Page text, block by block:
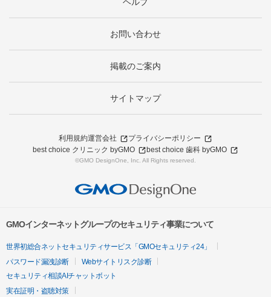
お問い合わせ
掲載のご案内
サイトマップ
利用規約運営会社
プライバシーポリシー
best choice クリニック byGMO
best choice 歯科 byGMO
©GMO DesignOne, Inc. All Rights reserved.
GMOインターネットグループのセキュリティ事業について
世界初総合ネットセキュリティサービス「GMOセキュリティ24」
パスワード漏洩診断
Webサイトリスク診断
セキュリティ相談AIチャットボット
実在証明・盗聴対策